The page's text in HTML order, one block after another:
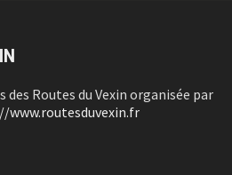
Routes du Vexin organisée par
www.routesduvexin.fr